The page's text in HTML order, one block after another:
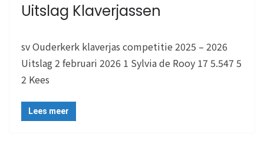
Uitslag Klaverjassen
sv Ouderkerk klaverjas competitie 2025 – 2026
Uitslag 2 februari 2026 1 Sylvia de Rooy 17 5.547 5
2 Kees
Lees meer